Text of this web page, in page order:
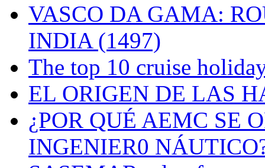
VASCO DA GAMA:
INDIA (1497)
The top 10 cruise
EL ORIGEN DE LAS
¿POR QUÉ AEMC SE
INGENIER0